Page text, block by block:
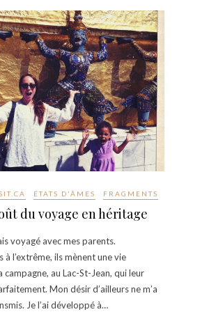
ÉTATS D'ÂMES FRAGMENTS
du voyage en héritage
voyagé avec mes parents.
à l’extrême, ils mènent une vie
campagne, au Lac-St-Jean, qui leur
Mon désir d’ailleurs ne m’a
Je l’ai développé à…